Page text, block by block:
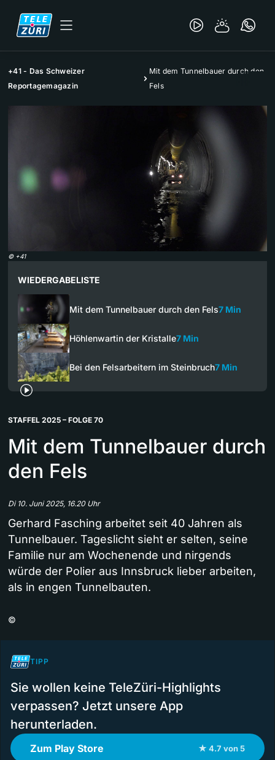
+41 - Das Schweizer
Reportagemagazin
Mit dem Tunnelbauer durch den
Fels
© +41
WIEDERGABELISTE
Mit dem Tunnelbauer durch den Fels7 Min
Höhlenwartin der Kristalle7 Min
Bei den Felsarbeitern im Steinbruch7 Min
STAFFEL 2025 – FOLGE 70
Mit dem Tunnelbauer durch
den Fels
Di 10. Juni 2025, 16.20 Uhr
Gerhard Fasching arbeitet seit 40 Jahren als
Tunnelbauer. Tageslicht sieht er selten, seine
Familie nur am Wochenende und nirgends
würde der Polier aus Innsbruck lieber arbeiten,
als in engen Tunnelbauten.
©
TIPP
Sie wollen keine TeleZüri-Highlights
verpassen? Jetzt unsere App
herunterladen.
Zum Play Store ★ 4.7 von 5